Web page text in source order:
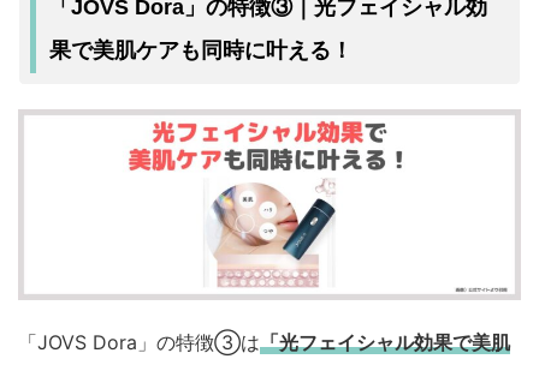
「JOVS Dora」の特徴③｜光フェイシャル効
果で美肌ケアも同時に叶える！
「JOVS Dora」の特徴③は「光フェイシャル効果で美肌